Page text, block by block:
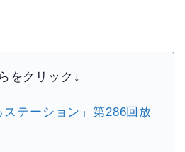
をクリック↓
テーション」第286回放